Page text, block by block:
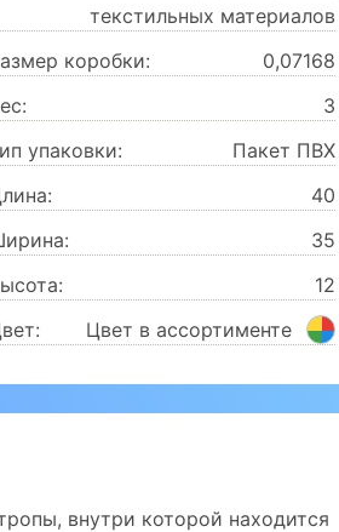
текстильных материалов
коробки:
0,07168
3
упаковки:
Пакет ПВХ
40
35
12
Цвет в ассортименте
внутри которой находится